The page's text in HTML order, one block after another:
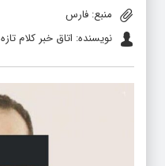
منبع: فارس
نویسنده: اتاق خبر کلام تازه